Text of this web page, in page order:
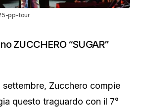
pp-tour
ZUCCHERO “SUGAR”
Zucchero compie
questo traguardo con il 7°